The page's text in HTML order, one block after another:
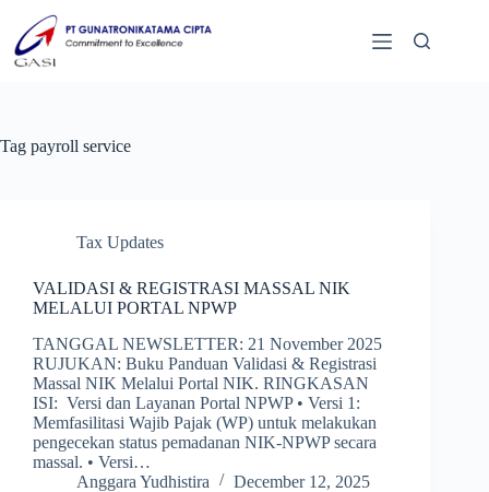
Tag payroll service
Tax Updates
VALIDASI & REGISTRASI MASSAL NIK
MELALUI PORTAL NPWP
TANGGAL NEWSLETTER: 21 November 2025
RUJUKAN: Buku Panduan Validasi & Registrasi
Massal NIK Melalui Portal NIK. RINGKASAN
ISI: Versi dan Layanan Portal NPWP • Versi 1:
Memfasilitasi Wajib Pajak (WP) untuk melakukan
pengecekan status pemadanan NIK-NPWP secara
massal. • Versi…
Anggara Yudhistira
December 12, 2025